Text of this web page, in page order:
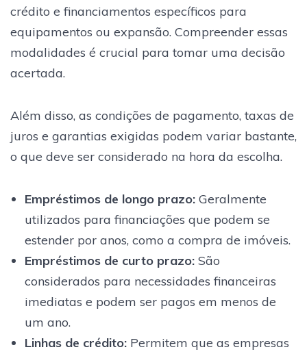
crédito e financiamentos específicos para
equipamentos ou expansão. Compreender essas
modalidades é crucial para tomar uma decisão
acertada.
Além disso, as condições de pagamento, taxas de
juros e garantias exigidas podem variar bastante,
o que deve ser considerado na hora da escolha.
Empréstimos de longo prazo:Geralmente
utilizados para financiações que podem se
estender por anos, como a compra de imóveis.
Empréstimos de curto prazo:São
considerados para necessidades financeiras
imediatas e podem ser pagos em menos de
um ano.
Linhas de crédito:Permitem que as empresas